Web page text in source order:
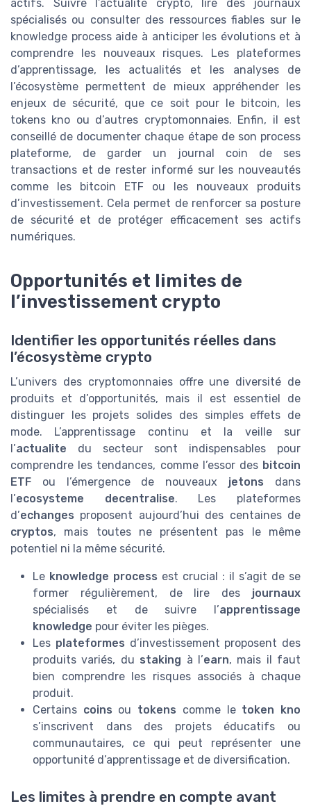
actifs. Suivre l’actualité crypto, lire des journaux
spécialisés ou consulter des ressources fiables sur le
knowledge process aide à anticiper les évolutions et à
comprendre les nouveaux risques. Les plateformes
d’apprentissage, les actualités et les analyses de
l’écosystème permettent de mieux appréhender les
enjeux de sécurité, que ce soit pour le bitcoin, les
tokens kno ou d’autres cryptomonnaies. Enfin, il est
conseillé de documenter chaque étape de son process
plateforme, de garder un journal coin de ses
transactions et de rester informé sur les nouveautés
comme les bitcoin ETF ou les nouveaux produits
d’investissement. Cela permet de renforcer sa posture
de sécurité et de protéger efficacement ses actifs
numériques.
Opportunités et limites de
l’investissement crypto
Identifier les opportunités réelles dans
l’écosystème crypto
L’univers des cryptomonnaies offre une diversité de
produits et d’opportunités, mais il est essentiel de
distinguer les projets solides des simples effets de
mode. L’apprentissage continu et la veille sur
l’actualite du secteur sont indispensables pour
comprendre les tendances, comme l’essor des bitcoin
ETF ou l’émergence de nouveaux jetons dans
l’ecosysteme decentralise. Les plateformes
d’echanges proposent aujourd’hui des centaines de
cryptos, mais toutes ne présentent pas le même
potentiel ni la même sécurité.
Le knowledge process est crucial : il s’agit de se
former régulièrement, de lire des journaux
spécialisés et de suivre l’apprentissage
knowledge pour éviter les pièges.
Les plateformes d’investissement proposent des
produits variés, du staking à l’earn, mais il faut
bien comprendre les risques associés à chaque
produit.
Certains coins ou tokens comme le token kno
s’inscrivent dans des projets éducatifs ou
communautaires, ce qui peut représenter une
opportunité d’apprentissage et de diversification.
Les limites à prendre en compte avant